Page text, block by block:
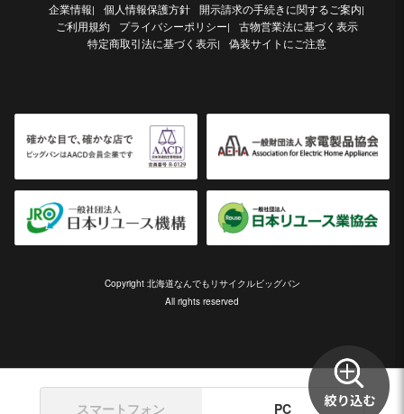
企業情報| 個人情報保護方針 開示請求の手続きに関するご案内|
ご利用規約 プライバシーポリシー|
古物営業法に基づく表示
特定商取引法に基づく表示| 偽装サイトにご注意
Copyright 北海道なんでもリサイクルビッグバン
All rights reserved
スマートフォン PC